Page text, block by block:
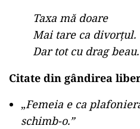
Taxa mă doare
Mai tare ca divorțul.
Dar tot cu drag beau.
Citate din gândirea
„Femeia e ca
schimb-o.”